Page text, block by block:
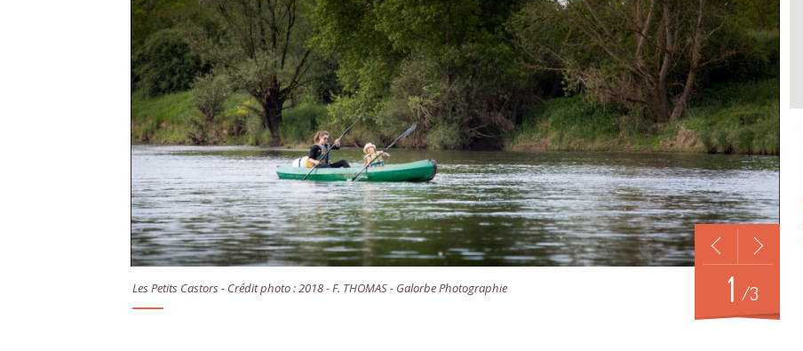
Les Petits Castors - Crédit photo : 2018 - F. THOMAS - Galorbe Photographie 1 /3